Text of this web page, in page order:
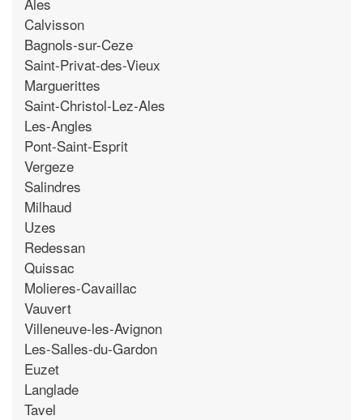
Calvisson
Bagnols-sur-Ceze
Saint-Privat-des-Vieux
Marguerittes
Saint-Christol-Lez-Ales
Les-Angles
Pont-Saint-Esprit
Vergeze
Salindres
Milhaud
Uzes
Redessan
Quissac
Molieres-Cavaillac
Vauvert
Villeneuve-les-Avignon
Les-Salles-du-Gardon
Euzet
Langlade
Tavel